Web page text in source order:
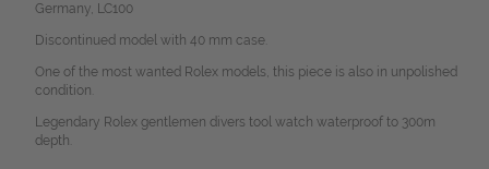
Germany, LC100
Discontinued model with 40 mm case.
One of the most wanted Rolex models, this piece is also in unpolished
condition.
Legendary Rolex gentlemen divers tool watch waterproof to 300m
depth.